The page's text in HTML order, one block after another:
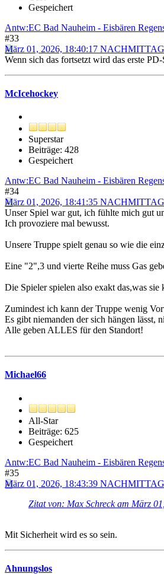
Gespeichert
Antw:EC Bad Nauheim - Eisbären
#33
März 01, 2026, 18:40:17
Wenn sich das fortsetzt wird das erste
McIcehockey
Superstar
Beiträge: 428
Gespeichert
Antw:EC Bad Nauheim - Eisbären
#34
März 01, 2026, 18:41:35
Unser Spiel war gut, ich fühlte mich gut
Ich provoziere mal bewusst.
Unsere Truppe spielt genau so wie die
Eine "2",3 und vierte Reihe muss Gas
Die Spieler spielen also exakt das,was sie
Zumindest ich kann der Truppe wenig
Es gibt niemanden der sich hängen lässt,
Alle geben ALLES für den Standort!
Michael66
All-Star
Beiträge: 625
Gespeichert
Antw:EC Bad Nauheim - Eisbären
#35
März 01, 2026, 18:43:39
Zitat von: Max Schreck am März
Mit Sicherheit wird es so sein.
Ahnungslos